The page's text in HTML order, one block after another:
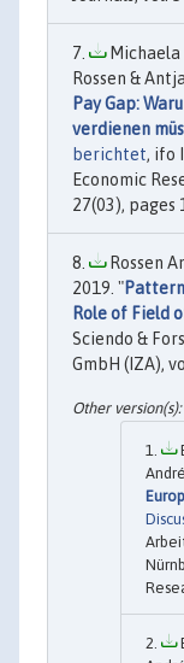
Michaela
Rossen &
Pay Gap:
verdienen
berichtet, ifo
Economic
27(03), pages
Rossen
2019. "
Role of Field
Sciendo &
GmbH (IZA),